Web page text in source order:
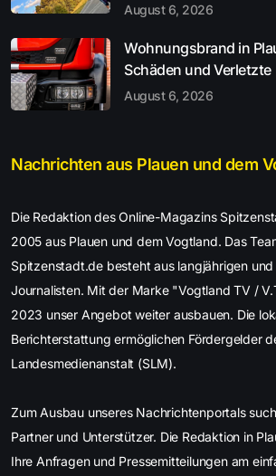
August 6, 2026
Wohnungsbrand in
Schäden und Verletzte
August 6, 2026
Nachrichten aus Plauen und dem
Die Redaktion des Online-Magazins
2005 aus Plauen und dem Vogtland. Das
Spitzenstadt.de besteht aus langjährigen
Journalisten. Mit der Marke "Vogtland TV /
2023 unser Angebot weiter ausbauen. Die
Berichterstattung ermöglichen Fördergelder
Landesmedienanstalt (SLM).
Zum Ausbau unseres Nachrichtenportals
Partner und Unterstützer. Die Redaktion in
Ihre Anfragen und Pressemitteilungen am